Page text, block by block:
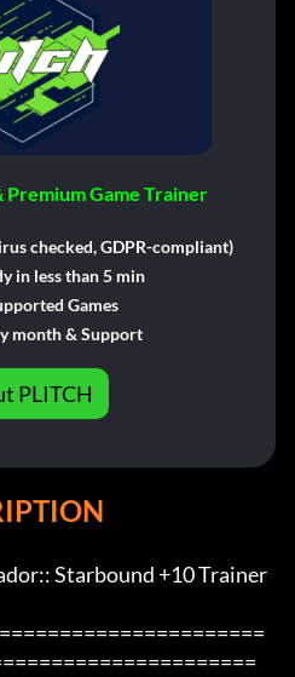
Premium Game Trainer
checked, GDPR-compliant)
in less than 5 min
Games
month & Support
PLITCH
Starbound +10 Trainer